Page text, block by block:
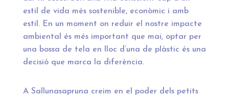
estil de vida més sostenible, econòmic i amb
estil. En un moment on reduir el nostre impacte
ambiental és més important que mai, optar per
una bossa de tela en lloc d’una de plàstic és una
decisió que marca la diferència.
A Sallunasapruna creim en el poder dels petits